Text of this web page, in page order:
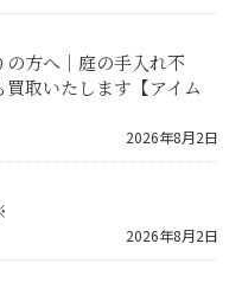
方へ｜庭の手入れ不
取いたします【アイム
2026年8月2日
2026年8月2日